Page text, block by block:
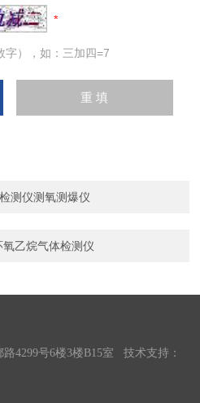
字），如：三加四=7
测仪测氧测爆仪
乙烷气体检测仪
4299号6楼3楼B15室 技术支持：